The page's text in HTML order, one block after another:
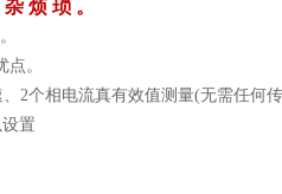
烦 琐 。
。
2个相电流真有效值测量(无需任何
置